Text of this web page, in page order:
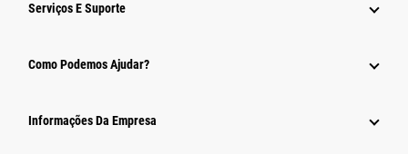
Serviços E Suporte
Como Podemos Ajudar?
Informações Da Empresa